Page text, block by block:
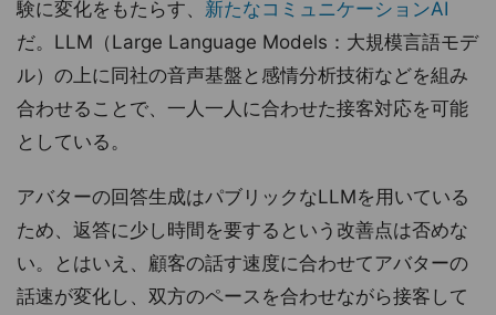
験に変化をもたらす、 新たなコミュニケーションAI
だ。LLM（Large Language Models：大規模言語モデ
ル）の上に同社の音声基盤と感情分析技術などを組み
合わせることで、一人一人に合わせた接客対応を可能
としている。
アバターの回答生成はパブリックなLLMを用いている
ため、返答に少し時間を要するという改善点は否めな
い。とはいえ、顧客の話す速度に合わせてアバターの
話速が変化し、双方のペースを合わせながら接客して